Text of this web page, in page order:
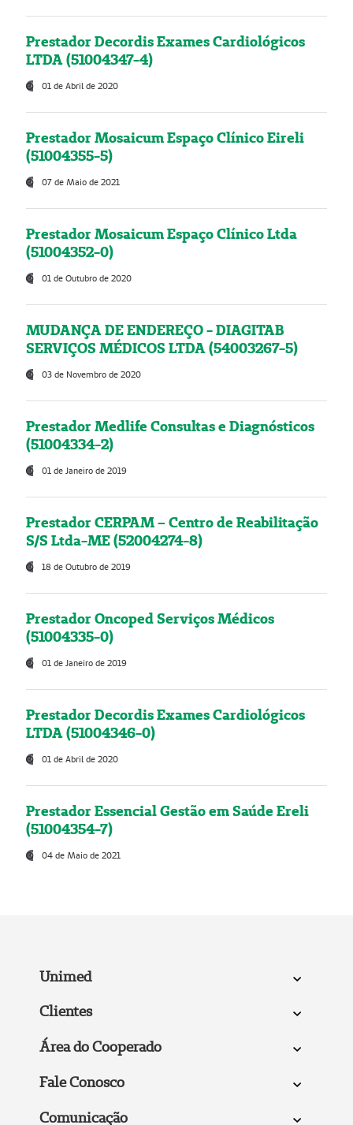
Prestador Decordis Exames Cardiológicos
LTDA (51004347-4)
01 de Abril de 2020
Prestador Mosaicum Espaço Clínico Eireli
(51004355-5)
07 de Maio de 2021
Prestador Mosaicum Espaço Clínico Ltda
(51004352-0)
01 de Outubro de 2020
MUDANÇA DE ENDEREÇO - DIAGITAB
SERVIÇOS MÉDICOS LTDA (54003267-5)
03 de Novembro de 2020
Prestador Medlife Consultas e Diagnósticos
(51004334-2)
01 de Janeiro de 2019
Prestador CERPAM – Centro de Reabilitação
S/S Ltda-ME (52004274-8)
18 de Outubro de 2019
Prestador Oncoped Serviços Médicos
(51004335-0)
01 de Janeiro de 2019
Prestador Decordis Exames Cardiológicos
LTDA (51004346-0)
01 de Abril de 2020
Prestador Essencial Gestão em Saúde Ereli
(51004354-7)
04 de Maio de 2021
Unimed
Clientes
Área do Cooperado
Fale Conosco
Comunicação